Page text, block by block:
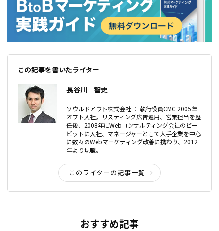
この記事を書いたライター
長谷川 智史
ソウルドアウト株式会社 ： 執行役員CMO 2005年
オプト入社。リスティング広告運用、営業担当を歴
任後、2008年にWebコンサルティング会社のビー
ビットに入社、マネージャーとして大手企業を中心
に数々のWebマーケティング改善に携わり、2012
年より現職。
このライターの記事一覧
おすすめ記事